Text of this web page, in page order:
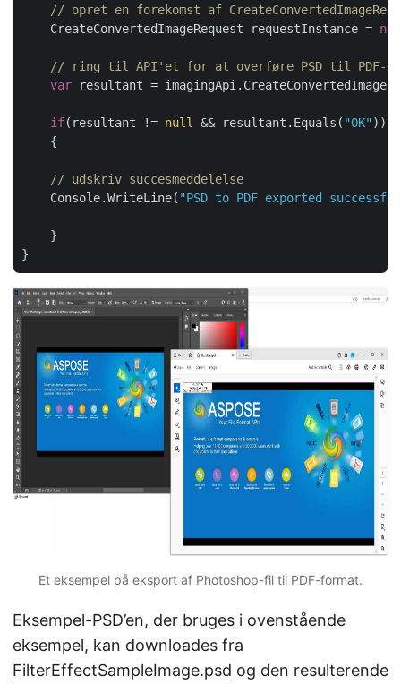
// opret en forekomst af
    CreateConvertedImageRequest requestInstance =
new
// ring til API'et for at overføre PSD til PDF-
var resultant =
if(resultant != null && resultant.Equals( "OK" ))
    {
// udskriv succesmeddelelse
    Console.WriteLine(
"PSD to PDF exported
    }
Et eksempel på eksport af Photoshop-fil til PDF-format.
Eksempel-PSD’en, der bruges i ovenstående
eksempel, kan downloades fra
FilterEffectSampleImage.psd og den resulterende